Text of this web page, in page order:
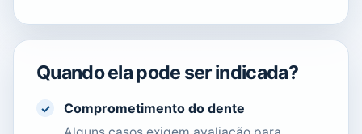
Quando ela pode ser indicada?
✓ Comprometimento do dente